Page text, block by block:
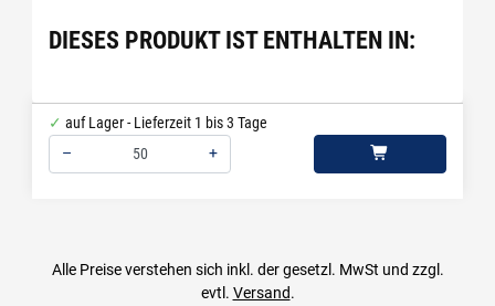
DIESES PRODUKT IST ENTHALTEN IN:
auf Lager - Lieferzeit 1 bis 3 Tage
–
+
Alle Preise verstehen sich inkl. der gesetzl. MwSt und zzgl.
evtl. Versand.